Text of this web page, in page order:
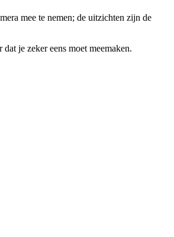
mee te nemen; de uitzichten zijn de
je zeker eens moet meemaken.